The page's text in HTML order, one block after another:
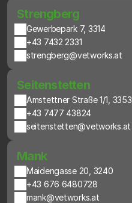
Strengberg
Gewerbepark 7, 3314
+43 7432 2331
strengberg@vetworks.at
Seitenstetten
Amstettner Straße 1/1, 3353
+43 7477 43824
seitenstetten@vetworks.at
Mank
Maidengasse 20, 3240
+43 676 6480728
mank@vetworks.at